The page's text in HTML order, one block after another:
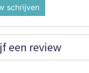
schrijven
een review